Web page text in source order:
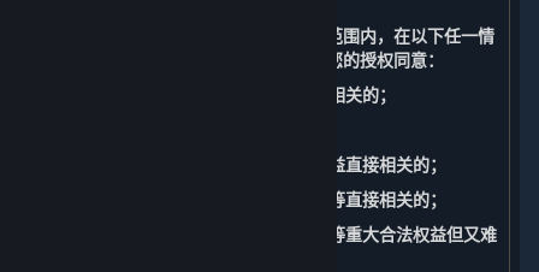
您充分理解并同意，我们在法律允许的范围内，在以下任一情
况下收集、使用您的个人信息无需征得您的授权同意：
1. 与我们履行适用法律法规规定的义务相关的；
3. 与公共安全、公共卫生、重大公共利益直接相关的；
4. 与刑事侦查、起诉、审判和判决执行等直接相关的；
5. 出于维护您或其他个人的生命、财产等重大合法权益但又难